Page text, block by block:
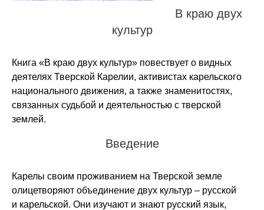
В краю двух
культур
Книга «В краю двух культур» повествует о видных
деятелях Тверской Карелии, активистах карельского
национального движения, а также знаменитостях,
связанных судьбой и деятельностью с тверской
землей.
Введение
Карелы своим проживанием на Тверской земле
олицетворяют объединение двух культур – русской
и карельской. Они изучают и знают русский язык,